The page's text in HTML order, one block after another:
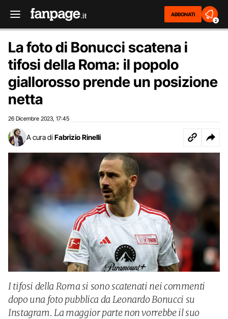
ABBONATI
2
La foto di Bonucci scatena i
tifosi della Roma: il popolo
giallorosso prende un posizione
netta
26 Dicembre 2023 17:45
A cura di Fabrizio Rinelli
I tifosi della Roma si sono scatenati nei commenti
dopo una foto pubblica da Leonardo Bonucci su
Instagram. La maggior parte non vorrebbe il suo